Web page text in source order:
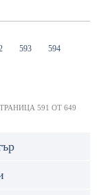
(current)
593(current)
594(current)
591 ОТ 649